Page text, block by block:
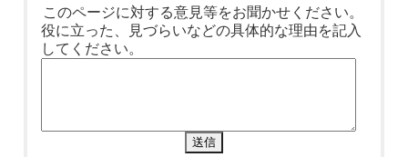
このページに対する意見等をお聞かせください。
役に立った、見づらいなどの具体的な理由を記入
してください。